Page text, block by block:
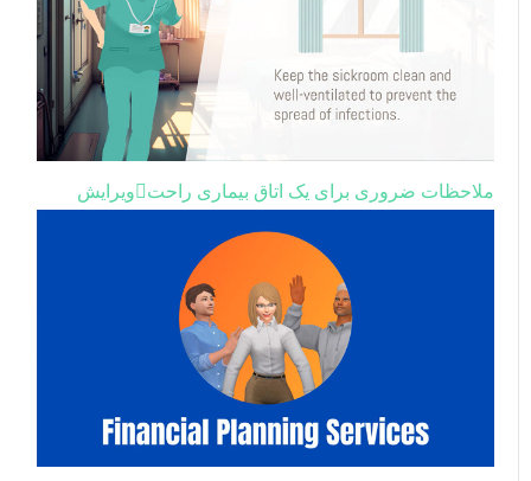
ملاحظات ضروری برای یک اتاق بیماری راحت ویرایش